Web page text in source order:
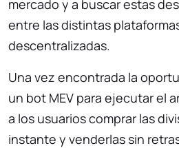
mercado y a buscar estas
entre las distintas
descentralizadas.
Una vez encontrada la
un bot MEV para ejecutar el
a los usuarios comprar las
instante y venderlas sin